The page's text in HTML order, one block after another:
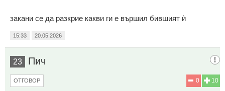
закани се да разкрие какви ги е вършил бившият ѝ
15:33 20.05.2026
23 Пич
10
0
ОТГОВОР